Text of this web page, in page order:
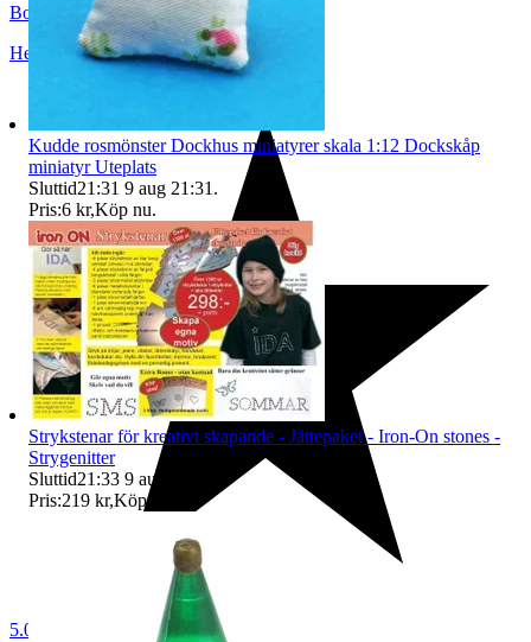
BoutiqueNo9
Helsingborg,Sverige
5.0
Kudde rosmönster Dockhus miniatyrer skala 1:12 Dockskåp
miniatyr Uteplats
Sluttid21:31 9 aug 21:31 .
Pris:6 kr,Köp nu.
Strykstenar för kreativt skapande - Jättepaket - Iron-On stones -
Strygenitter
Sluttid21:33 9 aug 21:33
Pris:219 kr,Köp nu